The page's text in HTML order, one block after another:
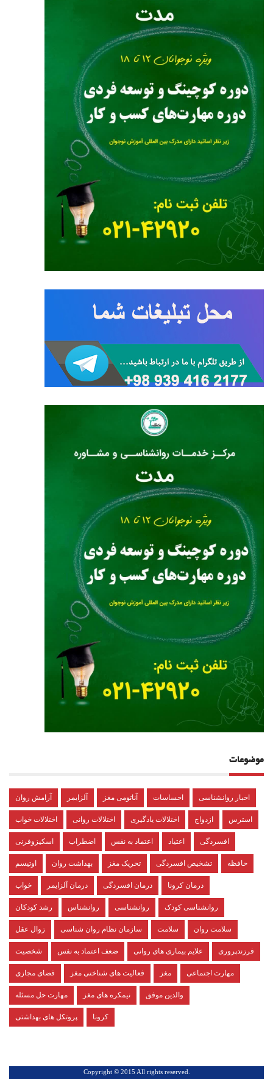
موضوعات
آرامش روان آلزایمر آناتومی مغز احساسات اخبار روانشناسی
اختلالات خواب اختلالات روانی اختلالات یادگیری ازدواج استرس
اسکیزوفرنی اضطراب اعتماد به نفس اعتیاد افسردگی
اوتیسم بهداشت روان تحریک مغز تشخیص افسردگی حافظه
خواب درمان آلزایمر درمان افسردگی درمان کرونا
رشد کودکان روانشناس روانشناسی روانشناسی کودک
زوال عقل سازمان نظام روان شناسی سلامت سلامت روان
شخصیت ضعف اعتماد به نفس علایم بیماری های روانی فرزندپروری
فضای مجازی فعالیت های شناختی مغز مغز مهارت اجتماعی
مهارت حل مسئله نیمکره های مغز والدین موفق
پروتکل های بهداشتی کرونا
.Copyright © 2015 All rights reserved